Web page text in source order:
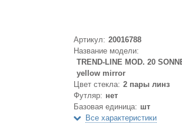
Артикул: 20016788
Название модели:
TREND-LINE MOD. 20
yellow mirror
Цвет стекла: 2 пары линз
Футляр: нет
Базовая единица: шт
Все характеристики